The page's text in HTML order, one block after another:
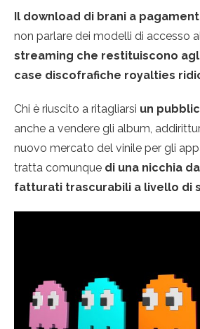
Il download di brani a
non parlare dei modelli di accesso
streaming che restituiscono
case discofrafiche royalties
Chi è riuscito a ritagliarsi un
anche a vendere gli album,
nuovo mercato del vinile per gli
tratta comunque di una nicchia
fatturati trascurabili a livello di